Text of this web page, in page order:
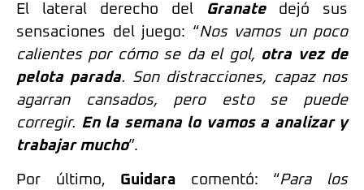
El lateral derecho del Granate
dejó sus
sensaciones del juego: “Nos vamos un poco
calientes por cómo se da el gol, otra vez de
pelota parada. Son distracciones, capaz nos
agarran cansados, pero esto se puede
corregir. En la semana lo vamos a analizar y
trabajar mucho”.
Por último, Guidara comentó: “Para los